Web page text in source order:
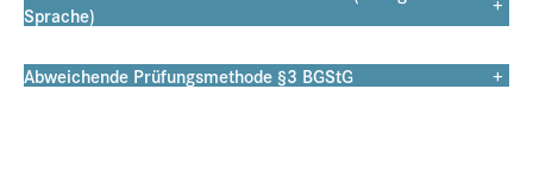
de |
Sprache)
Abweichende Prüfungsmethode §3 BGStG +